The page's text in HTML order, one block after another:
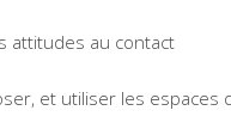
attitudes au contact
et utiliser les